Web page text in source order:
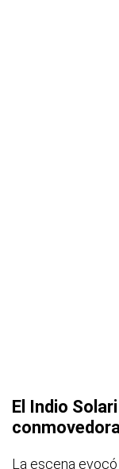
El Indio
conmovedora
La escena